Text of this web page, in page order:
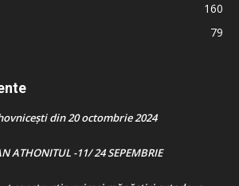
160
79
din 20 octombrie 2024
ATHONITUL -11/ 24 SEPEMBRIE